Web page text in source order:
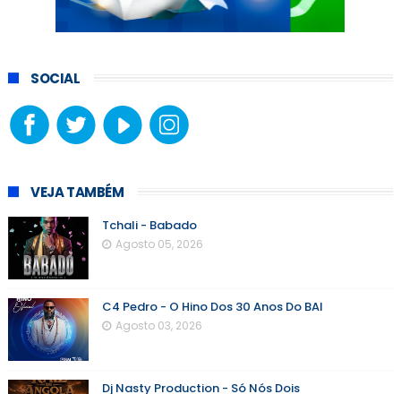
SOCIAL
VEJA TAMBÉM
Tchali - Babado
Agosto 05, 2026
C4 Pedro - O Hino Dos 30 Anos Do BAI
Agosto 03, 2026
Dj Nasty Production - Só Nós Dois